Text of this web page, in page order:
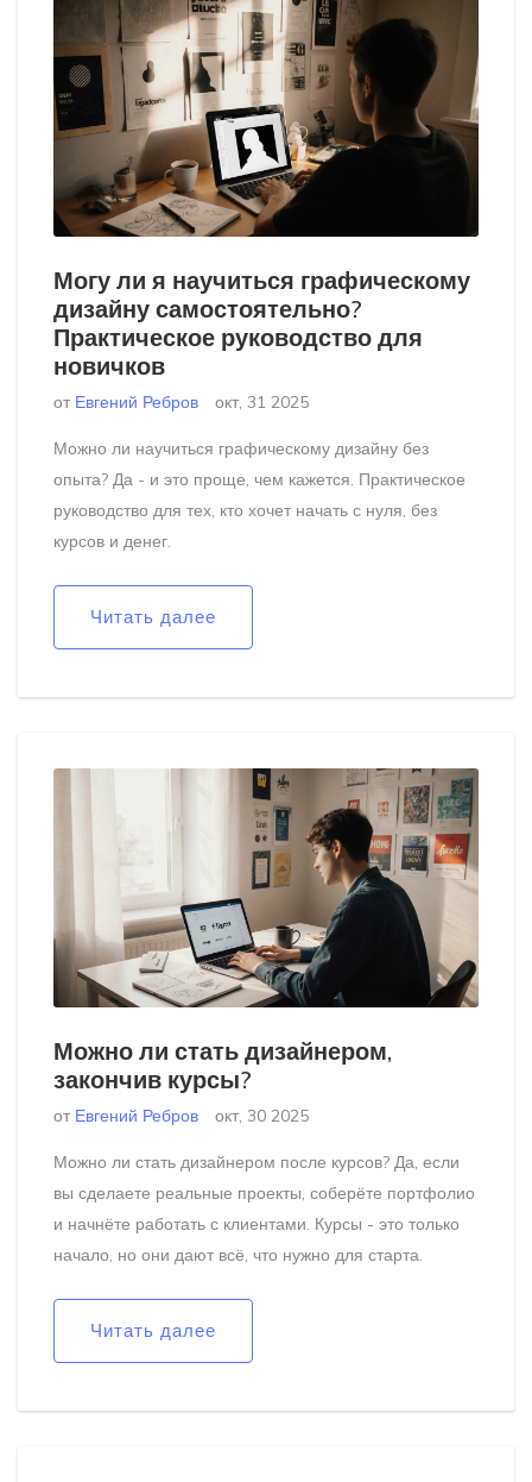
Могу ли я научиться графическому
дизайну самостоятельно?
Практическое руководство для
новичков
от Евгений Ребров окт, 31 2025
Можно ли научиться графическому дизайну без
опыта? Да - и это проще, чем кажется. Практическое
руководство для тех, кто хочет начать с нуля, без
курсов и денег.
Читать далее
Можно ли стать дизайнером,
закончив курсы?
от Евгений Ребров окт, 30 2025
Можно ли стать дизайнером после курсов? Да, если
вы сделаете реальные проекты, соберёте портфолио
и начнёте работать с клиентами. Курсы - это только
начало, но они дают всё, что нужно для старта.
Читать далее